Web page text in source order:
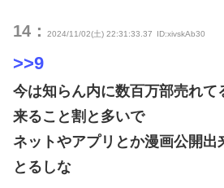
14： 2024/11/02(土) 22:31:33.37 ID:xivskAb30
>>9
今は知らん内に数百万部売れて
来ること割と多いで
ネットやアプリとか漫画公開出
とるしな